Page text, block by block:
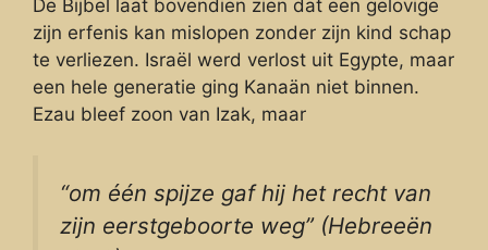
De Bijbel laat bovendien zien dat een gelovige
zijn erfenis kan mislopen zonder zijn kind schap
te verliezen. Israël werd verlost uit Egypte, maar
een hele generatie ging Kanaän niet binnen.
Ezau bleef zoon van Izak, maar
“om één spijze gaf hij het recht van
zijn eerstgeboorte weg” (Hebreeën